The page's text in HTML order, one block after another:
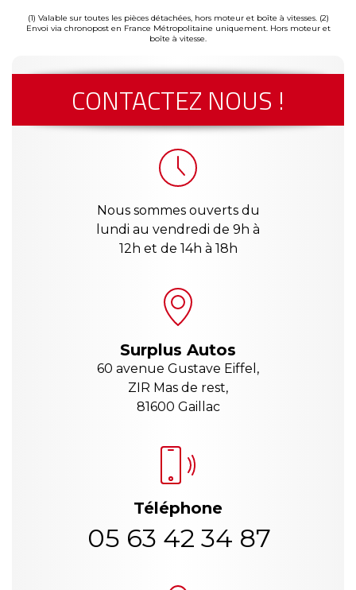
(1) Valable sur toutes les pièces détachées, hors moteur et boîte à vitesses. (2)
Envoi via chronopost en France Métropolitaine uniquement. Hors moteur et
boîte à vitesse.
CONTACTEZ NOUS !
Nous sommes ouverts du
lundi au vendredi de 9h à
12h et de 14h à 18h
Surplus Autos
60 avenue Gustave Eiffel,
ZIR Mas de rest,
81600 Gaillac
Téléphone
05 63 42 34 87